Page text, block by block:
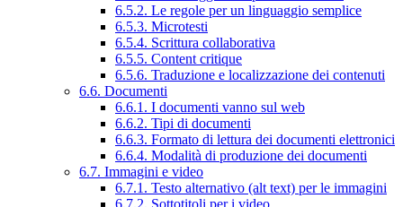
6.5.2. Le regole per un linguaggio semplice
6.5.3. Microtesti
6.5.4. Scrittura collaborativa
6.5.5. Content critique
6.5.6. Traduzione e localizzazione dei contenuti
6.6. Documenti
6.6.1. I documenti vanno sul web
6.6.2. Tipi di documenti
6.6.3. Formato di lettura dei documenti elettronici
6.6.4. Modalità di produzione dei documenti
6.7. Immagini e video
6.7.1. Testo alternativo (alt text) per le immagini
6.7.2. Sottotitoli per i video